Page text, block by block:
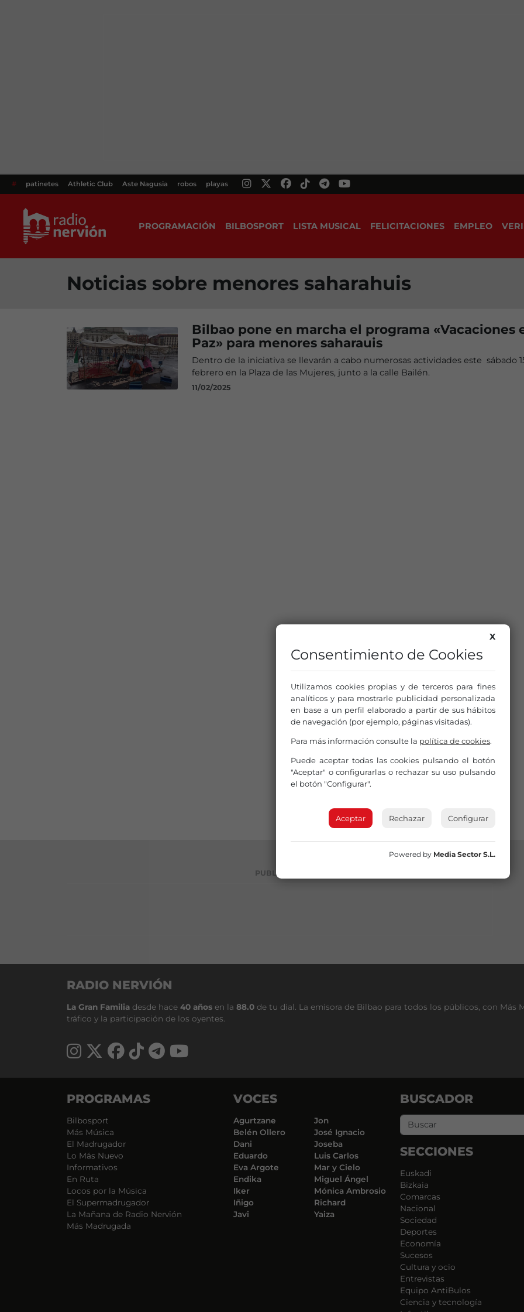
# patinetes Athletic Club Aste Nagusia robos playas
PROGRAMACIÓN BILBOSPORT LISTA MUSICAL FELICITACIONES EMPLEO
Noticias sobre menores saharahuis
Bilbao pone en marcha el programa «Vacaciones
Paz» para menores saharauis
Dentro de la iniciativa se llevarán a cabo numerosas actividades este sábado
febrero en la Plaza de las Mujeres, junto a la calle Bailén.
11/02/2025
PUBLICIDAD
RADIO NERVIÓN
La Gran Familia desde hace 40 años en la 88.0 de tu dial. La emisora de Bilbao para todos los públicos, con Más
tráfico y la participación de los oyentes.
PROGRAMAS
Bilbosport
Más Música
El Madrugador
Lo Más Nuevo
Informativos
En Ruta
Locos por la Música
El Supermadrugador
La Mañana de Radio Nervión
Más Madrugada
VOCES
Agurtzane
Belén Ollero
Dani
Eduardo
Eva Argote
Endika
Iker
Iñigo
Javi
Jon
José Ignacio
Joseba
Luis Carlos
Mar y Cielo
Miguel Ángel
Mónica Ambrosio
Richard
Yaiza
BUSCADOR
SECCIONES
Euskadi
Bizkaia
Comarcas
Nacional
Sociedad
Deportes
Economía
Sucesos
Cultura y ocio
Entrevistas
Equipo AntiBulos
Ciencia y tecnología
X
Consentimiento de Cookies
Utilizamos cookies propias y de terceros para fines
analíticos y para mostrarle publicidad personalizada
en base a un perfil elaborado a partir de sus hábitos
de navegación (por ejemplo, páginas visitadas).
Para más información consulte la política de cookies.
Puede aceptar todas las cookies pulsando el botón
"Aceptar" o configurarlas o rechazar su uso pulsando
el botón "Configurar".
Aceptar Rechazar Configurar
Powered by Media Sector S.L.